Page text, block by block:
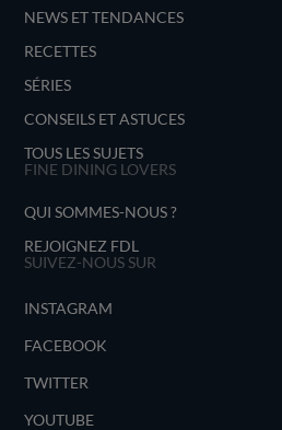
NEWS ET TENDANCES
RECETTES
SÉRIES
CONSEILS ET ASTUCES
TOUS LES SUJETS
FINE DINING LOVERS
QUI SOMMES-NOUS ?
REJOIGNEZ FDL
SUIVEZ-NOUS SUR
INSTAGRAM
FACEBOOK
TWITTER
YOUTUBE